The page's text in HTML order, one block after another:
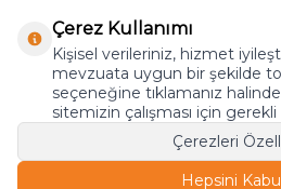
İLETİŞİM
Çerez Kullanımı
Kişisel verileriniz, hizmet
mevzuata uygun bir şekilde
seçeneğine tıklamanız
sitemizin çalışması için gerekli
Çerezleri
Hepsini